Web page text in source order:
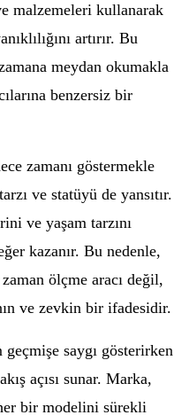
malzemeleri kullanarak
artırır. Bu
meydan okumakla
benzersiz bir
zamanı göstermekle
ve statüyü de yansıtır.
ve yaşam tarzını
kazanır. Bu nedenle,
ölçme aracı değil,
ve zevkin bir ifadesidir.
saygı gösterirken
açısı sunar. Marka,
bir modelini sürekli